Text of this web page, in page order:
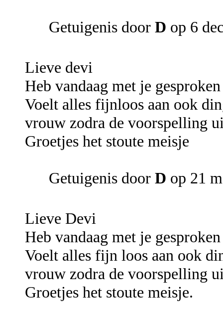
Getuigenis door D op 6
Lieve devi
Heb vandaag met je
Voelt alles fijnloos aan ook
vrouw zodra de voorspelling
Groetjes het stoute meisje
Getuigenis door D op 21
Lieve Devi
Heb vandaag met je
Voelt alles fijn loos aan ook
vrouw zodra de voorspelling
Groetjes het stoute meisje.